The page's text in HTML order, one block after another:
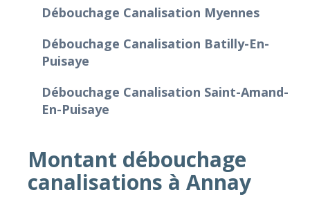
Débouchage Canalisation Myennes
Débouchage Canalisation Batilly-En-
Puisaye
Débouchage Canalisation Saint-Amand-
En-Puisaye
Montant débouchage
canalisations à Annay